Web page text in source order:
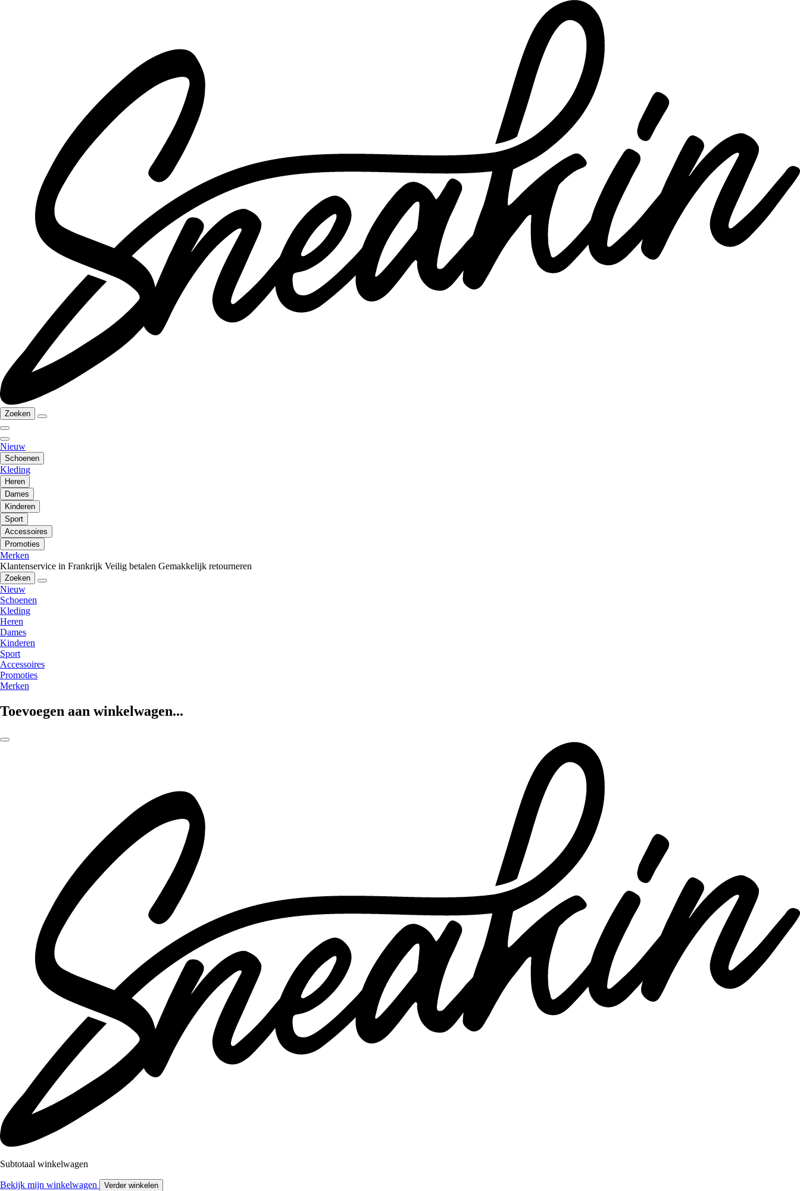
Zoeken
Nieuw
Schoenen
Kleding
Heren
Dames
Kinderen
Sport
Accessoires
Promoties
Merken
Klantenservice in Frankrijk Veilig betalen Gemakkelijk retourneren
Zoeken
Nieuw
Schoenen
Kleding
Heren
Dames
Kinderen
Sport
Accessoires
Promoties
Merken
Toevoegen aan winkelwagen...
Subtotaal winkelwagen
Bekijk mijn winkelwagen Verder winkelen